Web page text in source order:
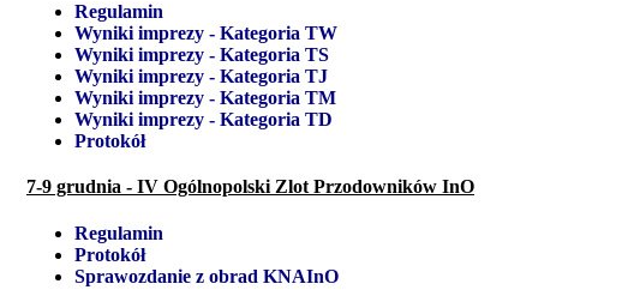
Regulamin
Wyniki imprezy - Kategoria TW
Wyniki imprezy - Kategoria TS
Wyniki imprezy - Kategoria TJ
Wyniki imprezy - Kategoria TM
Wyniki imprezy - Kategoria TD
Protokół
7-9 grudnia - IV Ogólnopolski Zlot Przodowników InO
Regulamin
Protokół
Sprawozdanie z obrad KNAInO